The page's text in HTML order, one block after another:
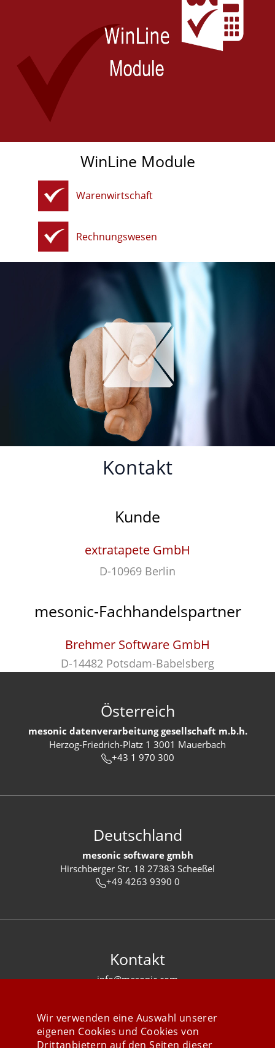
WinLine Module
Warenwirtschaft
Rechnungswesen
Kontakt
Kunde
extratapete GmbH
D-10969 Berlin
mesonic-Fachhandelspartner
Brehmer Software GmbH
D-14482 Potsdam-Babelsberg
Österreich
mesonic datenverarbeitung gesellschaft m.b.h.
Herzog-Friedrich-Platz 1 3001 Mauerbach
+43 1 970 300
Deutschland
mesonic software gmbh
Hirschberger Str. 18 27383 Scheeßel
+49 4263 9390 0
Kontakt
info@mesonic.com
Wir verwenden eine Auswahl unserer
eigenen Cookies und Cookies von
Drittanbietern auf den Seiten dieser